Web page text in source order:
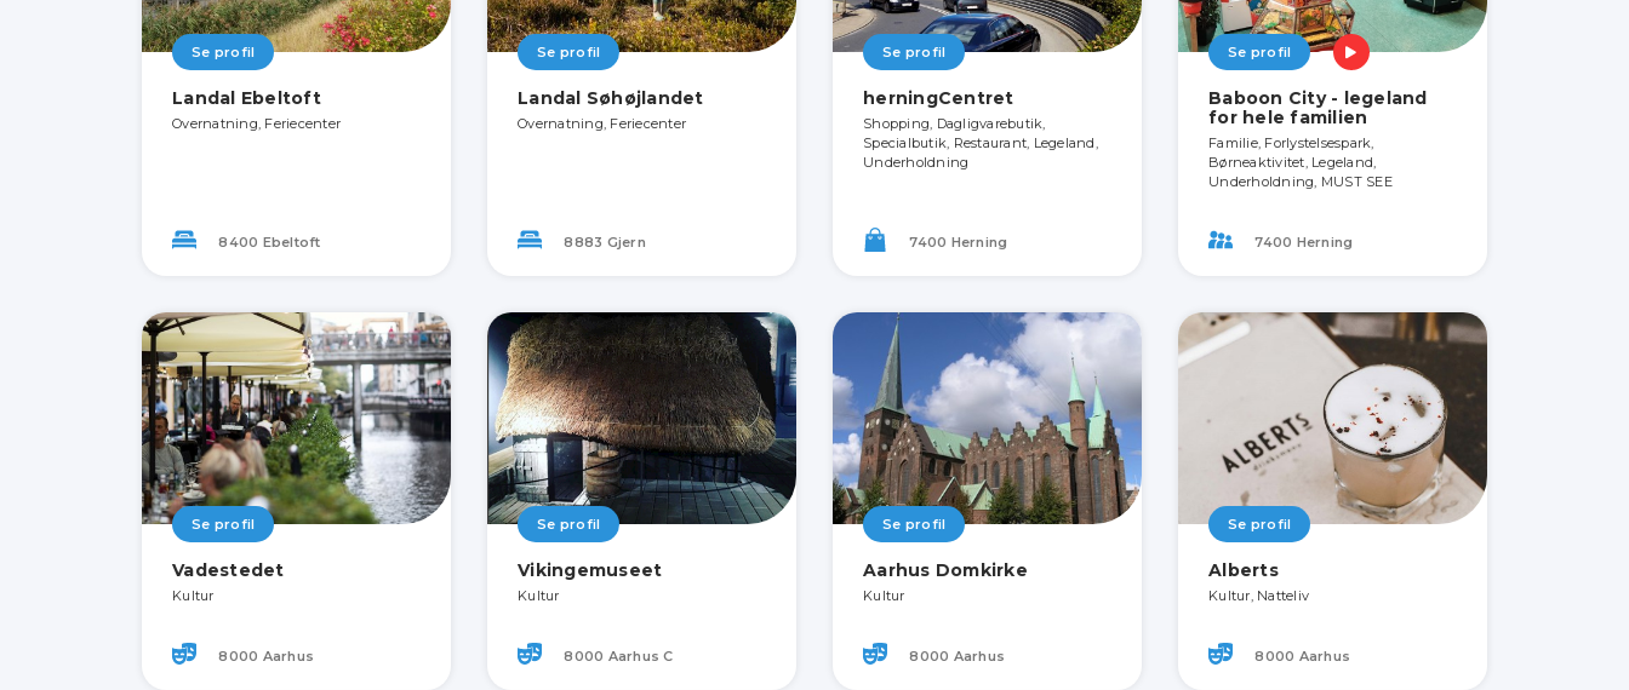
Se profil
Landal Ebeltoft
Overnatning, Feriecenter
8400 Ebeltoft
Se profil
Landal Søhøjlandet
Overnatning, Feriecenter
8883 Gjern
Se profil
herningCentret
Shopping, Dagligvarebutik,
Specialbutik, Restaurant, Legeland,
Underholdning
7400 Herning
Se profil
Baboon City - legeland
for hele familien
Familie, Forlystelsespark,
Børneaktivitet, Legeland,
Underholdning, MUST SEE
7400 Herning
Se profil
Vadestedet
Kultur
8000 Aarhus
Se profil
Vikingemuseet
Kultur
8000 Aarhus C
Se profil
Aarhus Domkirke
Kultur
8000 Aarhus
Se profil
Alberts
Kultur, Natteliv
8000 Aarhus